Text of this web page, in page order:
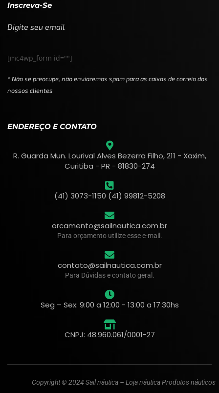
Inscreva-Se
Digite seu email
[mc4wp_form id=""]
* Não se preocupe, não enviaremos spam para as caixas de correio dos
nossos clientes
ENDEREÇO E CONTATO
R. Guarda Mun. Lourival Alves Bezerra Filho, 211 - Xaxim,
Curitiba - PR - 81830-274
(41) 3073-1150 (41) 99812-5208
orcamento@sailnautica.com.br
Para orçamento utilize esse e-mail.
contato@sailnautica.com.br
Para Dúvidas e contato geral.
Seg – Sex: 9:00 a 12:00 - 13:00 a 17:30hs
CNPJ: 48.960.061/0001-27
Copyright © 2024 Sail náutica – Loja náutica Produtos náuticos